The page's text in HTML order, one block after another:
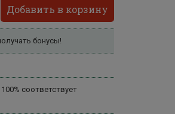
Добавить в корзину
бонусы!
соответствует